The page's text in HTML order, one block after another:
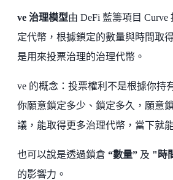
ve 治理模型由 DeFi 藍籌項目
定代幣，根據鎖定的數量與時間取
是用來投票治理的治理代幣。
ve 的概念：投票權利不是根據你持
你願意鎖定多少、鎖定多久，願意
議，能取得更多治理代幣，當下就
也可以說是透過鎖倉 “數量” 及 "時
的影響力。